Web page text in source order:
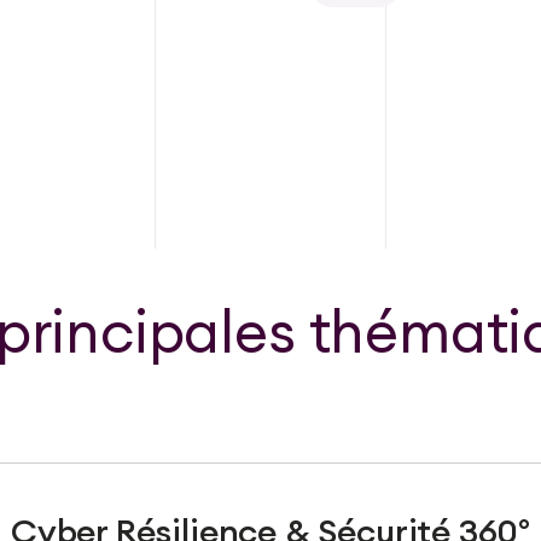
Cyber Résilience & Sécurité 360°